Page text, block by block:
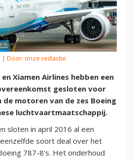
| Door: onze redactie
en Xiamen Airlines hebben een
gesloten voor
motoren van de zes Boeing
luchtvaartmaatschappij.
sloten in april 2016 al een
soort deal over het
787-8’s. Het onderhoud